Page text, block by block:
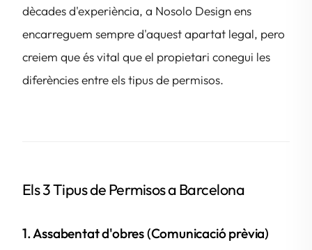
dècades d'experiència, a Nosolo Design ens
encarreguem sempre d'aquest apartat legal, pero
creiem que és vital que el propietari conegui les
diferències entre els tipus de permisos.
Els 3 Tipus de Permisos a Barcelona
1. Assabentat d'obres (Comunicació prèvia)